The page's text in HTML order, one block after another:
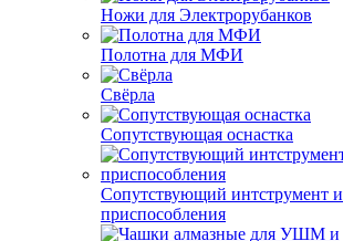
Ножи для Электрорубанков
Полотна для МФИ
Свёрла
Сопутствующая оснастка
Сопутствующий интструмент и
приспособления